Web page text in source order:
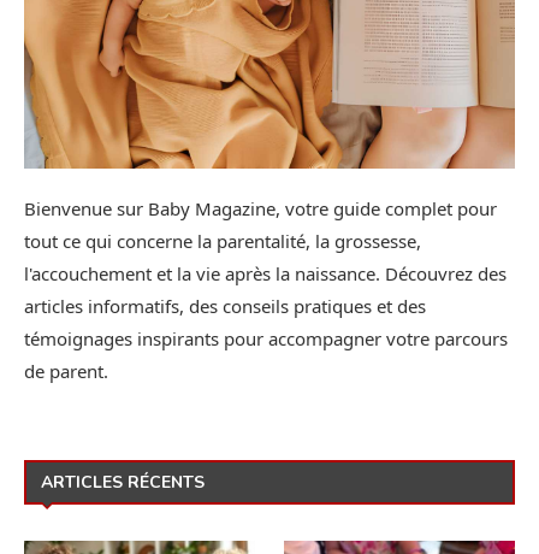
Bienvenue sur Baby Magazine, votre guide complet pour
tout ce qui concerne la parentalité, la grossesse,
l'accouchement et la vie après la naissance. Découvrez des
articles informatifs, des conseils pratiques et des
témoignages inspirants pour accompagner votre parcours
de parent.
ARTICLES RÉCENTS